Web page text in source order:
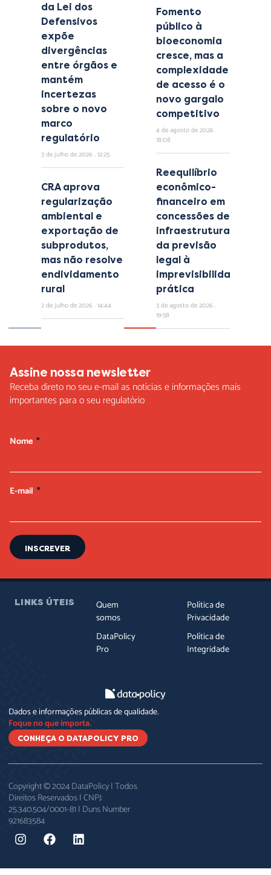
da Lei dos
Defensivos
expõe
divergências
entre órgãos e
mantém
incertezas
sobre o novo
marco
regulatório
3 de julho de 2026 12:25
CRA aprova
regularização
ambiental e
exportação de
subprodutos,
mas não resolve
endividamento
rural
2 de julho de 2026 14:44
Fomento
público à
bioeconomia
cresce, mas a
complexidade
de acesso é o
novo gargalo
competitivo
4 de agosto de 2026
18:08
Reequilíbrio
econômico-
financeiro em
concessões de
infraestrutura:
da previsão
legal à
imprevisibilidade
prática
3 de agosto de 2026
19:58
Assine nossa newsletter
Receba direto no seu e-mail as notícias e informações mais
importantes para o seu regulatório
Nome
E-mail
INSCREVER
LINKS ÚTEIS
Quem
somos
DataPolicy
Pro
Política de
Privacidade
Política de
Integridade
Dados e informações públicas de qualidade.
Foque no que importa.
CONHEÇA O DATAPOLICY PRO
Copyright © 2024 DataPolicy | Todos
Direitos Reservados | CNPJ:
25.340.504/0001-81 | Duns Number
921683584